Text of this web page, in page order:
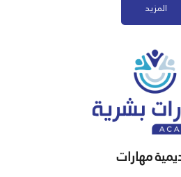
المزيد
مهارات